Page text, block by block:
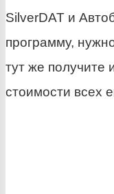
SilverDAT и
программу,
тут же
стоимости всех